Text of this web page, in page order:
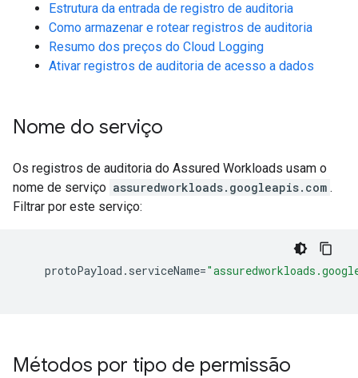
Estrutura da entrada de registro de auditoria
Como armazenar e rotear registros de auditoria
Resumo dos preços do Cloud Logging
Ativar registros de auditoria de acesso a dados
Nome do serviço
Os registros de auditoria do Assured Workloads usam o
nome de serviço assuredworkloads.googleapis.com .
Filtrar por este serviço:
protoPayload . serviceName=
Métodos por tipo de permissão